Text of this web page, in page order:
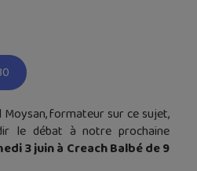
Moysan, formateur sur ce sujet,
le débat à notre prochaine
3 juin à Creach Balbé de 9